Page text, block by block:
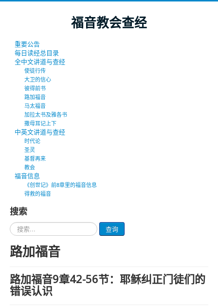
福音教会查经
重要公告
每日读经总目录
全中文讲道与查经
使徒行传
大卫的信心
彼得前书
路加福音
马太福音
加拉太书及雅各书
撒母耳记上下
中英文讲道与查经
时代论
圣灵
基督再来
教会
福音信息
《创世记》前8章里的福音信息
得救的福音
搜索
请
输
入
要
的
内
容
查询
路加福音
路加福音9章42-56节：耶稣纠正门徒们的
错误认识